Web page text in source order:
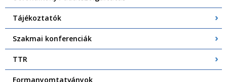
Tájékoztatók
Szakmai konferenciák
TTR
Formanyomtatványok